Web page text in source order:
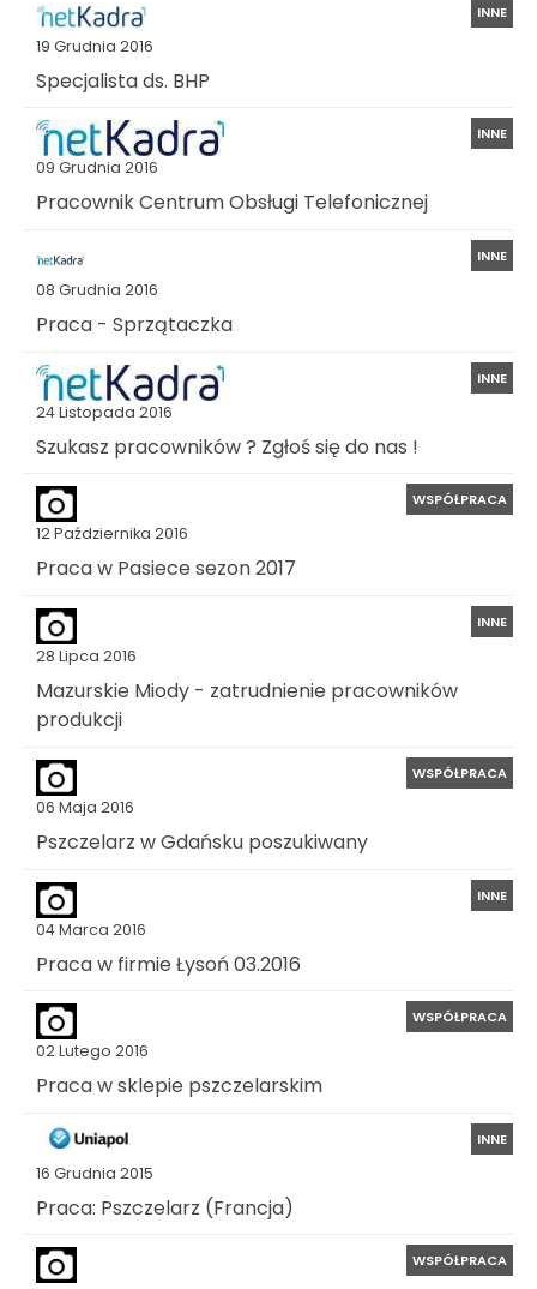
19 Grudnia 2016
INNE
Specjalista ds. BHP
09 Grudnia 2016
INNE
Pracownik Centrum Obsługi Telefonicznej
08 Grudnia 2016
INNE
Praca - Sprzątaczka
24 Listopada 2016
INNE
Szukasz pracowników ? Zgłoś się do nas !
12 Października 2016
WSPÓŁPRACA
Praca w Pasiece sezon 2017
28 Lipca 2016
INNE
Mazurskie Miody - zatrudnienie pracowników
produkcji
06 Maja 2016
WSPÓŁPRACA
Pszczelarz w Gdańsku poszukiwany
04 Marca 2016
INNE
Praca w firmie Łysoń 03.2016
02 Lutego 2016
WSPÓŁPRACA
Praca w sklepie pszczelarskim
16 Grudnia 2015
INNE
Praca: Pszczelarz (Francja)
WSPÓŁPRACA